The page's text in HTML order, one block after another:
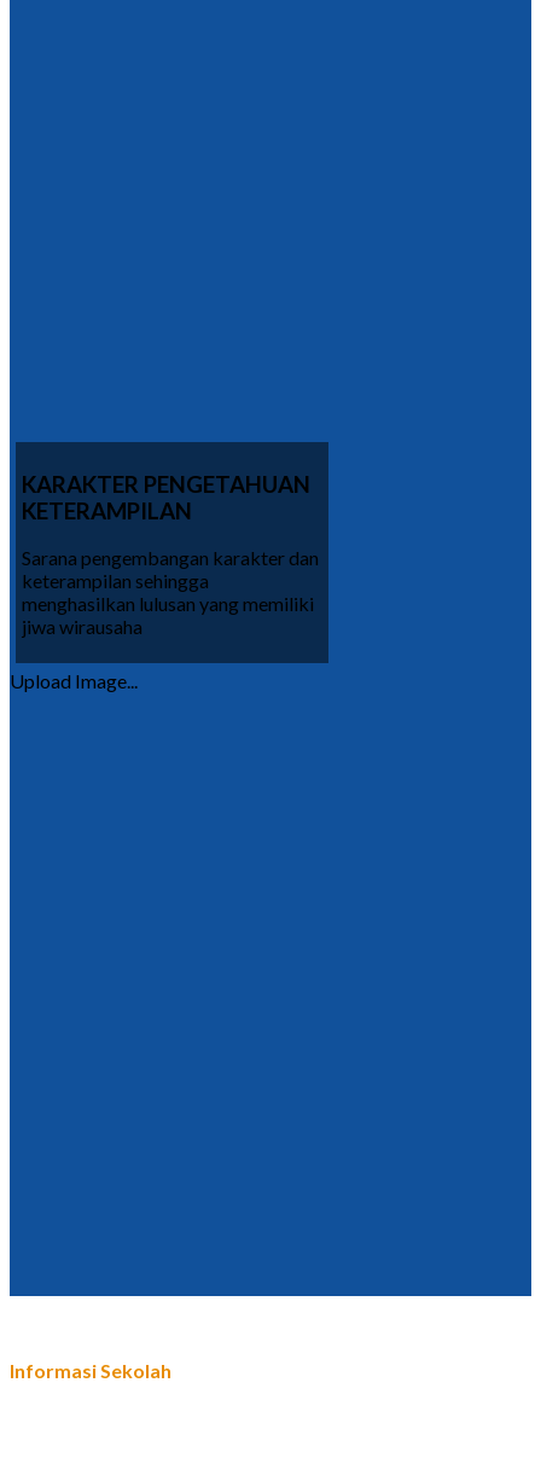
KARAKTER PENGETAHUAN
KETERAMPILAN
Sarana pengembangan karakter dan
keterampilan sehingga
menghasilkan lulusan yang memiliki
jiwa wirausaha
Upload Image...
Informasi Sekolah